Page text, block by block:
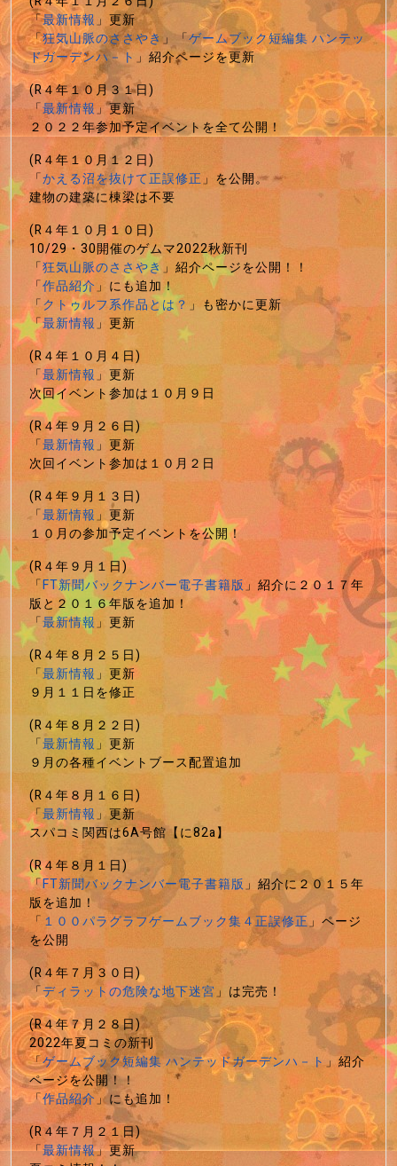
「最新情報」更新
「狂気山脈のささやき」「ゲームブック短編集 ハンテッ
ドガーデンハ－ト 」紹介ページを更新
(R４年１０月３１日)
「最新情報」更新
２０２２年参加予定イベントを全て公開！
(R４年１０月１２日)
「かえる沼を抜けて正誤修正」を公開。
建物の建築に棟梁は不要
(R４年１０月１０日)
10/29・30開催のゲムマ2022秋新刊
「狂気山脈のささやき 」紹介ページを公開！！
「作品紹介」にも追加！
「クトゥルフ系作品とは？」も密かに更新
「最新情報」更新
(R４年１０月４日)
「最新情報」更新
次回イベント参加は１０月９日
(R４年９月２６日)
「最新情報」更新
次回イベント参加は１０月２日
(R４年９月１３日)
「最新情報」更新
１０月の参加予定イベントを公開！
(R４年９月１日)
「FT新聞バックナンバー電子書籍版」紹介に２０１７年
版と２０１６年版を追加！
「最新情報」更新
(R４年８月２５日)
「最新情報」更新
９月１１日を修正
(R４年８月２２日)
「最新情報」更新
９月の各種イベントブース配置追加
(R４年８月１６日)
「最新情報」更新
スパコミ関西は6A号館【に82a】
(R４年８月１日)
「FT新聞バックナンバー電子書籍版」紹介に２０１５年
版を追加！
「 １００パラグラフゲームブック集４正誤修正」ページ
を公開
(R４年７月３０日)
「ディラットの危険な地下迷宮」は完売！
(R４年７月２８日)
2022年夏コミの新刊
「ゲームブック短編集 ハンテッドガーデンハ－ト」紹介
ページを公開！！
「作品紹介」にも追加！
(R４年７月２１日)
「最新情報」更新